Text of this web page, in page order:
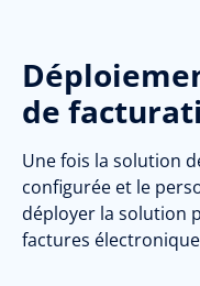
de
Une fois la solution
configurée et le
déployer la solution
factures